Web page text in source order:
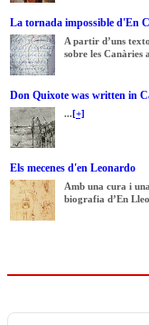
La tornada impossible d'En
A partir d’uns
sobre les Canàries
Don Quixote was written in
...[+]
Els mecenes d'en Leonardo
Amb una cura i
biografia d’En